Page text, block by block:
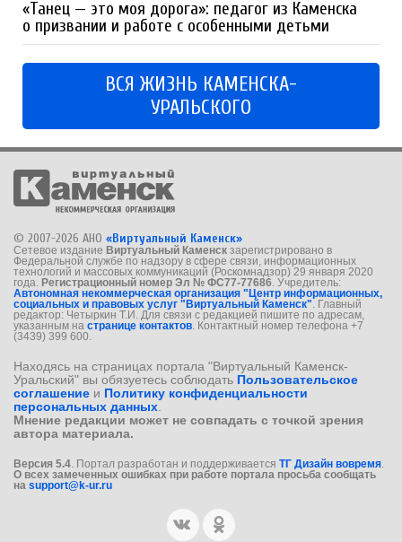
«Танец — это моя дорога»: педагог из Каменска
о призвании и работе с особенными детьми
ВСЯ ЖИЗНЬ КАМЕНСКА-
УРАЛЬСКОГО
© 2007-2026 АНО «Виртуальный Каменск»
Сетевое издание Виртуальный Каменск зарегистрировано в
Федеральной службе по надзору в сфере связи, информационных
технологий и массовых коммуникаций (Роскомнадзор) 29 января 2020
года. Регистрационный номер Эл № ФС77-77686 . Учредитель:
Автономная некоммерческая организация "Центр информационных,
социальных и правовых услуг "Виртуальный Каменск" . Главный
редактор: Четыркин Т.И. Для связи с редакцией пишите по адресам,
указанным на странице контактов . Контактный номер телефона +7
(3439) 399 600.
Находясь на страницах портала "Виртуальный Каменск-
Уральский" вы обязуетесь соблюдать Пользовательское
соглашение и Политику конфиденциальности
персональных данных
Мнение редакции может не совпадать с точкой зрения
автора материала.
Версия 5.4 . Портал разработан и поддерживается ТГ Дизайн вовремя
О всех замеченных ошибках при работе портала просьба сообщать
на support@k-ur.ru